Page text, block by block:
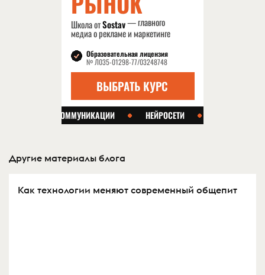
Другие материалы блога
Как технологии меняют современный общепит